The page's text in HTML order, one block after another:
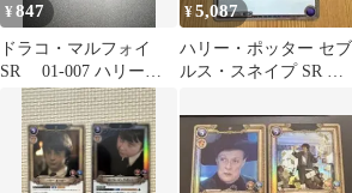
¥847
ドラコ・マルフォイ
SR 01-007 ハリー・
ポッターカードゲー
ム foil
¥5,087
ハリー・ポッター セブ
ルス・スネイプ SR ト